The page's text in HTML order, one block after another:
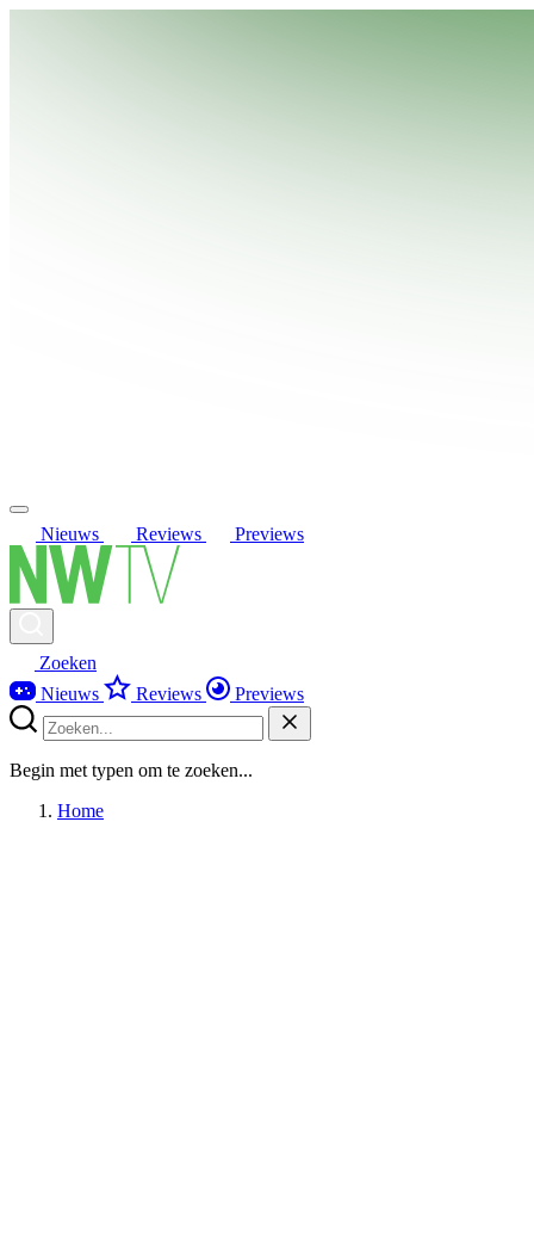
Nieuws Reviews Previews
Zoeken
Nieuws
Reviews Previews
Begin met typen om te zoeken...
Home